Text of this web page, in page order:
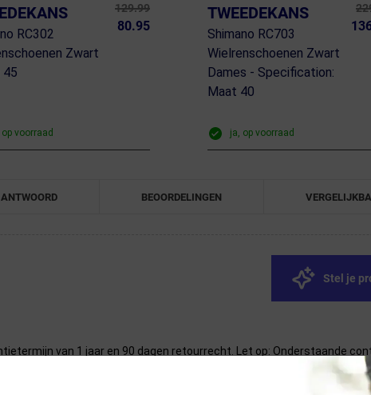
RC302
Zwart
45
129.99
80.95
op voorraad
TWEEDEKANS
Shimano RC703
Wielrenschoenen Zwart
Dames - Specification:
Maat 40
ja, op voorraad
BEOORDELINGEN
Stel je
van 1 jaar en 90 dagen retourrecht. Let op: Onderstaande